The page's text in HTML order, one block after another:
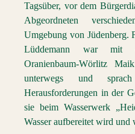
Tagsüber, vor dem
Abgeordneten
Umgebung von Jüdenberg.
Lüddemann war mit
Oranienbaum-Wörlitz
unterwegs und
Herausforderungen in der
sie beim Wasserwerk
Wasser aufbereitet wird und